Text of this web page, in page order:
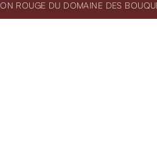
ROUGE DU DOMAINE DES